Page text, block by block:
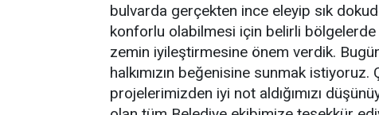
bulvarda gerçekten ince eleyip sık
konforlu olabilmesi için belirli bölgelerde
zemin iyileştirmesine önem verdik.
halkımızın beğenisine sunmak
projelerimizden iyi not aldığımızı